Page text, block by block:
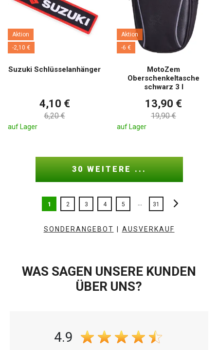
Aktion
-2,10 €
Suzuki Schlüsselanhänger
4,10 €
6,20 €
auf Lager
Aktion
-6 €
MotoZem
Oberschenkeltasche
schwarz 3 l
13,90 €
19,90 €
auf Lager
30 WEITERE ...
1 2 3 4 5 ... 31
SONDERANGEBOT AUSVERKAUF
WAS SAGEN UNSERE KUNDEN
ÜBER UNS?
4.9